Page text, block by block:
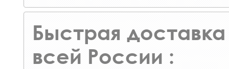
Быстрая доставка
всей России :